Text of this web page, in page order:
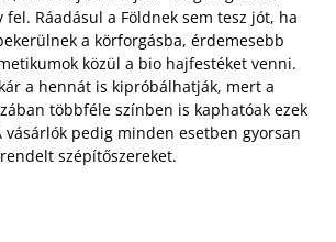
fel. Ráadásul a Földnek sem tesz jót, ha
a körforgásba, érdemesebb
közül a bio hajfestéket venni.
a hennát is kipróbálhatják, mert a
többféle színben is kaphatóak ezek
vásárlók pedig minden esetben gyorsan
szépítőszereket.